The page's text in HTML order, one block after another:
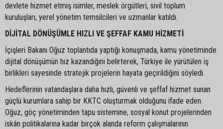
devlete hizmet etmiş isimler, meslek örgütleri, sivil toplum
kuruluşları, yerel yönetim temsilcileri ve uzmanlar katıldı.
DİJİTAL DÖNÜŞÜMLE HIZLI VE ŞEFFAF KAMU HİZMETİ
İçişleri Bakanı Oğuz toplantıda yaptığı konuşmada, kamu yönetiminde
dijital dönüşümün hız kazandığını belirterek, Türkiye ile yürütülen iş
birlikleri sayesinde stratejik projelerin hayata geçirildiğini söyledi.
Hedeflerinin vatandaşlara daha hızlı, güvenli ve şeffaf hizmet sunan
güçlü kurumlara sahip bir KKTC oluşturmak olduğunu ifade eden
Oğuz, göç yönetiminden tapu sistemine, sosyal konut projelerinden
iskân politikalarına kadar birçok alanda reform çalışmalarının